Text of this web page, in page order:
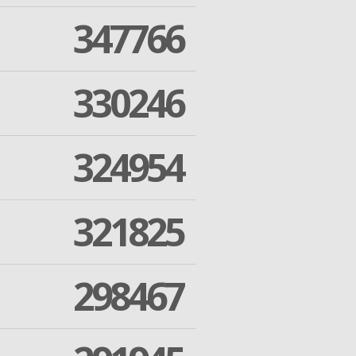
347766
330246
324954
321825
298467